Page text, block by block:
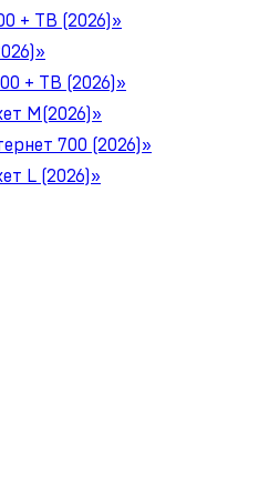
+ ТВ (2026)»
+ ТВ (2026)»
M(2026)»
700 (2026)»
L (2026)»